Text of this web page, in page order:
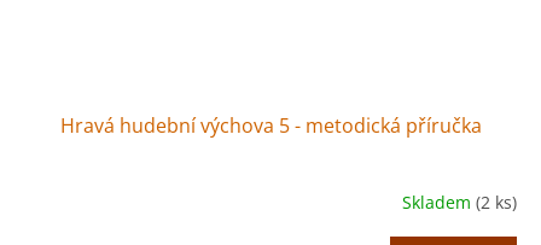
Hravá hudební výchova 5 - metodická příručka
Skladem (2 ks)